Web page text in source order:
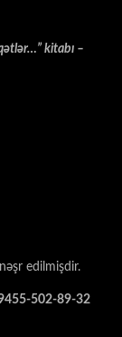
kitabı –
edilmişdir.
502-89-32